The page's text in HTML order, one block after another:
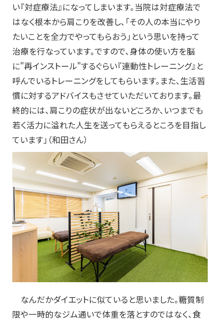
い『対症療法』になってしまいます。当院は対症療法で
はなく根本から肩こりを改善し、「その人の本当にやり
たいことを全力でやってもらおう」という思いを持って
治療を行なっています。ですので、身体の使い方を脳
に"再インストール"するぐらい『連動性トレーニング』と
呼んでいるトレーニングをしてもらいます。また、生活習
慣に対するアドバイスもさせていただいております。最
終的には、肩こりの症状が出ないどころか、いつまでも
若く活力に溢れた人生を送ってもらえるところを目指し
ています」（和田さん）
なんだかダイエットに似ていると思いました。糖質制
限や一時的なジム通いで体重を落とすのではなく、食